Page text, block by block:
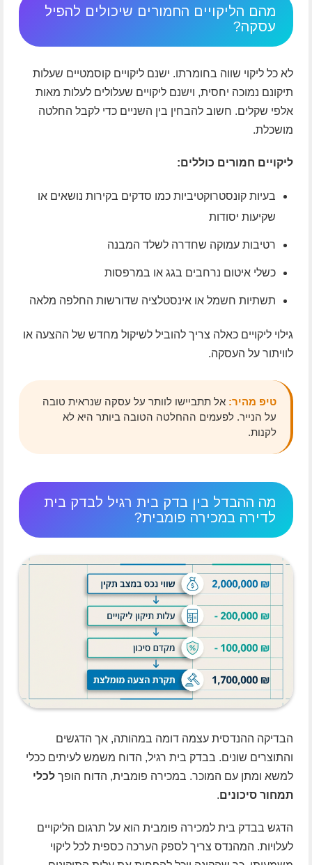
מהם הליקויים החמורים שיכולים להפיל
עסקה?
לא כל ליקוי שווה בחומרתו. ישנם ליקויים קוסמטיים שעלות
תיקונם נמוכה יחסית, וישנם ליקויים שעלולים לעלות מאות
אלפי שקלים. חשוב להבחין בין השניים כדי לקבל החלטה
מושכלת.
ליקויים חמורים כוללים:
בעיות קונסטרוקטיביות כמו סדקים בקירות נושאים או
שקיעות יסודות
רטיבות עמוקה שחדרה לשלד המבנה
כשלי איטום נרחבים בגג או במרפסות
תשתיות חשמל או אינסטלציה שדורשות החלפה מלאה
גילוי ליקויים כאלה צריך להוביל לשיקול מחדש של ההצעה או
לוויתור על העסקה.
טיפ מהיר: אל תתביישו לוותר על עסקה שנראית טובה
על הנייר. לפעמים ההחלטה הטובה ביותר היא לא
לקנות.
מה ההבדל בין בדק בית רגיל לבדק בית
לדירה במכירה פומבית?
הבדיקה ההנדסית עצמה דומה במהותה, אך הדגשים
והתוצרים שונים. בבדק בית רגיל, הדוח משמש לעיתים ככלי
למשא ומתן עם המוכר. במכירה פומבית, הדוח הופך לכלי
תמחור סיכונים.
הדגש בבדק בית למכירה פומבית הוא על תרגום הליקויים
לעלויות. המהנדס צריך לספק הערכה כספית לכל ליקוי